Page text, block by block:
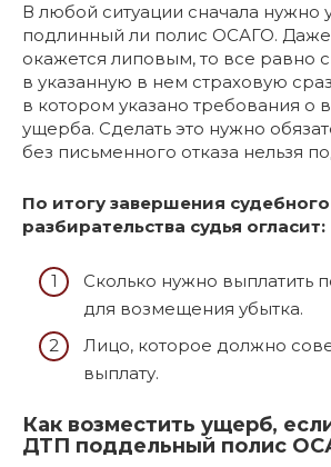
В любой ситуации сначала нужно
подлинный ли полис ОСАГО.
окажется липовым, то все равно
в указанную в нем страховую
в котором указано требования о
ущерба. Сделать это нужно
без письменного отказа нельзя
По итогу завершения судебного
разбирательства судья огласит:
Сколько нужно выплатить
для возмещения убытка.
Лицо, которое должно
выплату.
Как возместить ущерб,
ДТП поддельный полис